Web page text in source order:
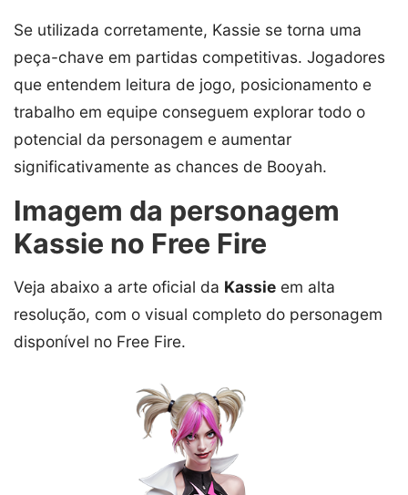
Se utilizada corretamente, Kassie se torna uma
peça-chave em partidas competitivas. Jogadores
que entendem leitura de jogo, posicionamento e
trabalho em equipe conseguem explorar todo o
potencial da personagem e aumentar
significativamente as chances de Booyah.
Imagem da personagem
Kassie no Free Fire
Veja abaixo a arte oficial da Kassie em alta
resolução, com o visual completo do personagem
disponível no Free Fire.